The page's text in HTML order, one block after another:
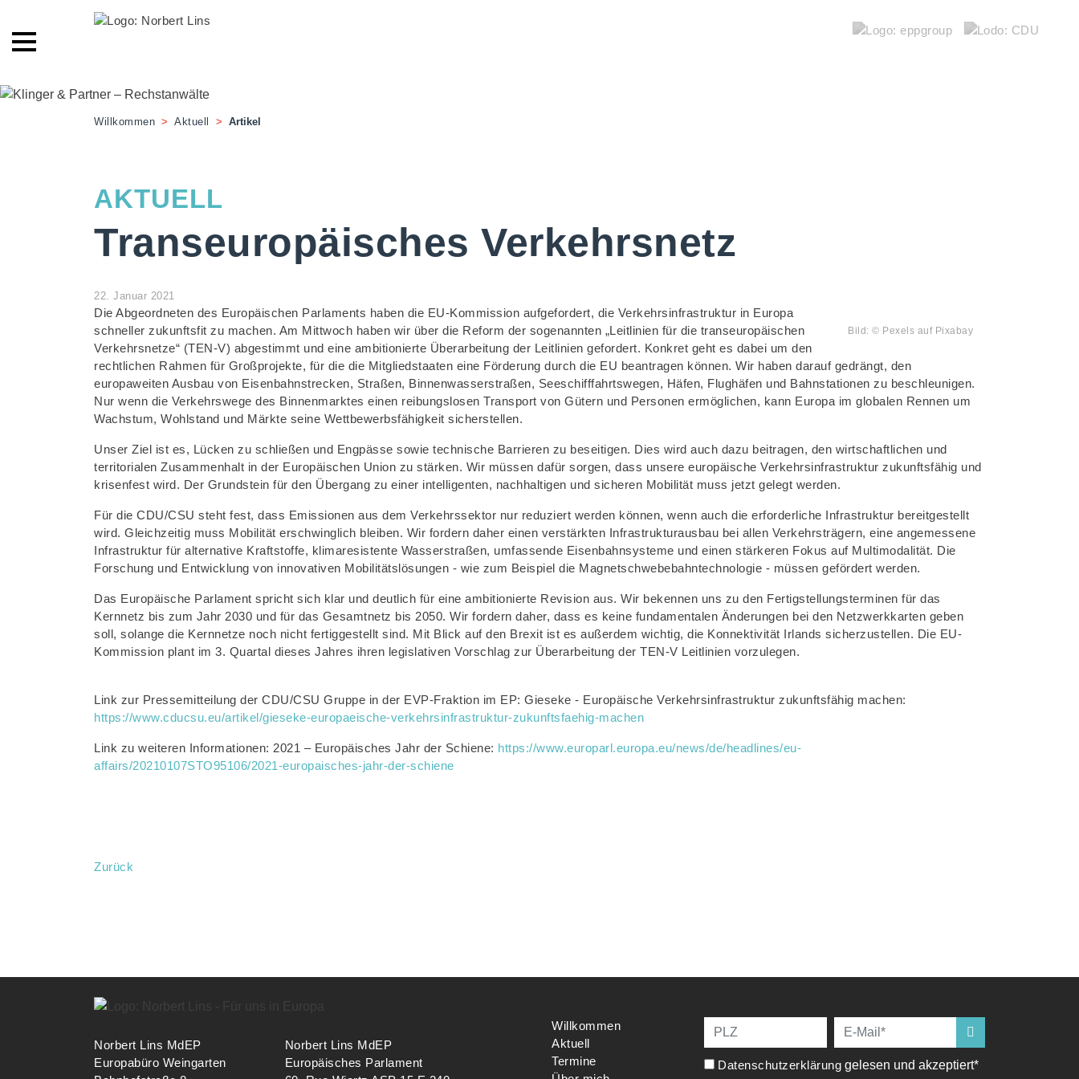
Willkommen > Aktuell > Artikel
AKTUELL
Transeuropäisches Verkehrsnetz
22. Januar 2021
Bild: © Pexels auf Pixabay
Die Abgeordneten des Europäischen Parlaments haben die EU-Kommission aufgefordert, die Verkehrsinfrastruktur in Europa
schneller zukunftsfit zu machen. Am Mittwoch haben wir über die Reform der sogenannten „Leitlinien für die transeuropäischen
Verkehrsnetze“ (TEN-V) abgestimmt und eine ambitionierte Überarbeitung der Leitlinien gefordert. Konkret geht es dabei um den
rechtlichen Rahmen für Großprojekte, für die die Mitgliedstaaten eine Förderung durch die EU beantragen können. Wir haben darauf gedrängt, den
europaweiten Ausbau von Eisenbahnstrecken, Straßen, Binnenwasserstraßen, Seeschifffahrtswegen, Häfen, Flughäfen und Bahnstationen zu beschleunigen.
Nur wenn die Verkehrswege des Binnenmarktes einen reibungslosen Transport von Gütern und Personen ermöglichen, kann Europa im globalen Rennen um
Wachstum, Wohlstand und Märkte seine Wettbewerbsfähigkeit sicherstellen.
Unser Ziel ist es, Lücken zu schließen und Engpässe sowie technische Barrieren zu beseitigen. Dies wird auch dazu beitragen, den wirtschaftlichen und
territorialen Zusammenhalt in der Europäischen Union zu stärken. Wir müssen dafür sorgen, dass unsere europäische Verkehrsinfrastruktur zukunftsfähig und
krisenfest wird. Der Grundstein für den Übergang zu einer intelligenten, nachhaltigen und sicheren Mobilität muss jetzt gelegt werden.
Für die CDU/CSU steht fest, dass Emissionen aus dem Verkehrssektor nur reduziert werden können, wenn auch die erforderliche Infrastruktur bereitgestellt
wird. Gleichzeitig muss Mobilität erschwinglich bleiben. Wir fordern daher einen verstärkten Infrastrukturausbau bei allen Verkehrsträgern, eine angemessene
Infrastruktur für alternative Kraftstoffe, klimaresistente Wasserstraßen, umfassende Eisenbahnsysteme und einen stärkeren Fokus auf Multimodalität. Die
Forschung und Entwicklung von innovativen Mobilitätslösungen - wie zum Beispiel die Magnetschwebebahntechnologie - müssen gefördert werden.
Das Europäische Parlament spricht sich klar und deutlich für eine ambitionierte Revision aus. Wir bekennen uns zu den Fertigstellungsterminen für das
Kernnetz bis zum Jahr 2030 und für das Gesamtnetz bis 2050. Wir fordern daher, dass es keine fundamentalen Änderungen bei den Netzwerkkarten geben
soll, solange die Kernnetze noch nicht fertiggestellt sind. Mit Blick auf den Brexit ist es außerdem wichtig, die Konnektivität Irlands sicherzustellen. Die EU-
Kommission plant im 3. Quartal dieses Jahres ihren legislativen Vorschlag zur Überarbeitung der TEN-V Leitlinien vorzulegen.
Link zur Pressemitteilung der CDU/CSU Gruppe in der EVP-Fraktion im EP: Gieseke - Europäische Verkehrsinfrastruktur zukunftsfähig machen:
https://www.cducsu.eu/artikel/gieseke-europaeische-verkehrsinfrastruktur-zukunftsfaehig-machen
Link zu weiteren Informationen: 2021 – Europäisches Jahr der Schiene: https://www.europarl.europa.eu/news/de/headlines/eu-
affairs/20210107STO95106/2021-europaisches-jahr-der-schiene
Zurück
Norbert Lins MdEP
Europabüro Weingarten
Norbert Lins MdEP
Europäisches Parlament
Willkommen
Aktuell
Termine
Datenschutzerklärung gelesen und akzeptiert*